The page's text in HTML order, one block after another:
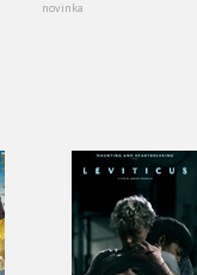
novinka